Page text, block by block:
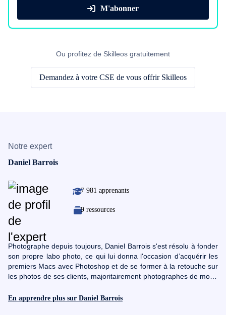
M'abonner
Ou profitez de Skilleos gratuitement
Demandez à votre CSE de vous offrir Skilleos
Notre expert
Daniel Barrois
7 981 apprenants
9 ressources
Photographe depuis toujours, Daniel Barrois s'est résolu à fonder
son propre labo photo, ce qui lui donna l'occasion d’acquérir les
premiers Macs avec Photoshop et de se former à la retouche sur
les photos de ses clients, majoritairement photographes de mode
les reflex filment et qu'il est devenu beaucoup plus facile de créer
En apprendre plus sur Daniel Barrois